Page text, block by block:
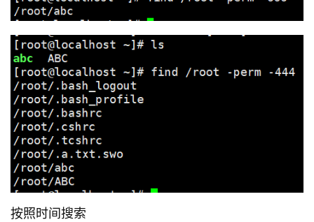
按照时间搜索